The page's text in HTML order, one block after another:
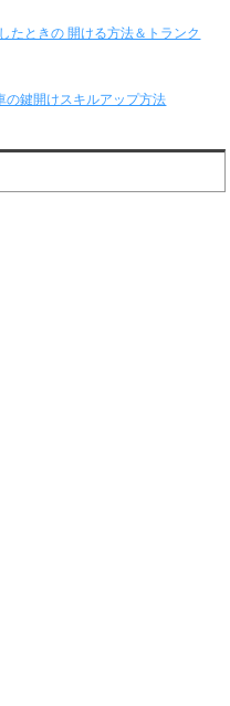
たときの 開ける方法＆トランク
の鍵開けスキルアップ方法